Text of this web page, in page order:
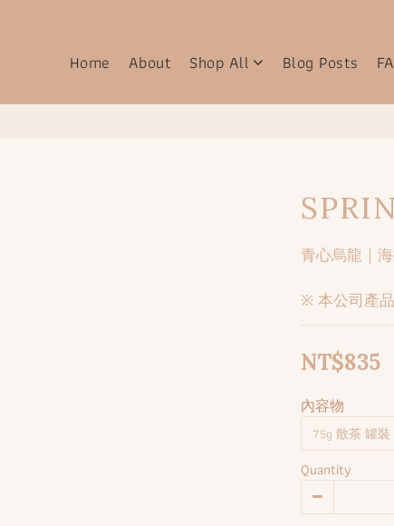
Home About Shop All Blog Posts
青心烏龍｜
※ 本公司產
NT$835
內容物
Quantity